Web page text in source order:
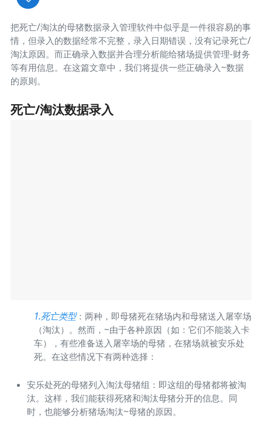
把死亡/淘汰的母猪数据录入管理软件中似乎是一件很容易的事
情，但录入的数据经常不完整，录入日期错误，没有记录死亡/
淘汰原因。而正确录入数据并合理分析能给猪场提供管理-财务
等有用信息。在这篇文章中，我们将提供一些正确录入~数据
的原则。
死亡/淘汰数据录入
1.死亡类型：两种，即母猪死在猪场内和母猪送入屠宰场
（淘汰）。然而，~由于各种原因（如：它们不能装入卡
车），有些准备送入屠宰场的母猪，在猪场就被安乐处
死。在这些情况下有两种选择：
安乐处死的母猪列入淘汰母猪组：即这组的母猪都将被淘
汰。这样，我们能获得死猪和淘汰母猪分开的信息。同
时，也能够分析猪场淘汰~母猪的原因。